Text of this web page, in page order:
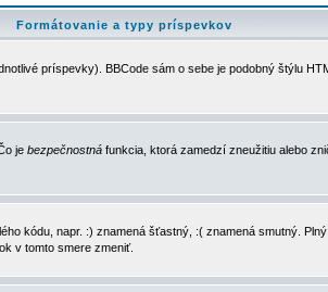
Formátovanie a typy príspevkov
príspevky). BBCode sám o sebe je podobný štýlu
je bezpečnostná funkcia, ktorá zamedzí zneužitiu alebo
kódu, napr. :) znamená šťastný, :( znamená smutný.
v tomto smere zmeniť.